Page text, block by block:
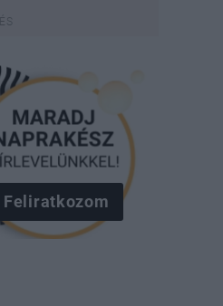
Feliratkozom